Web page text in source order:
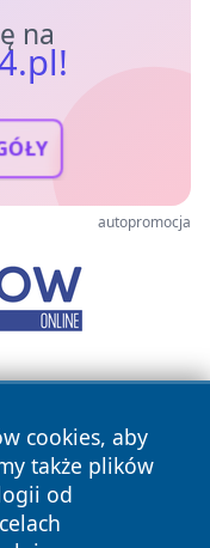
na
autopromocja
cookies, aby
także plików
od
prawa